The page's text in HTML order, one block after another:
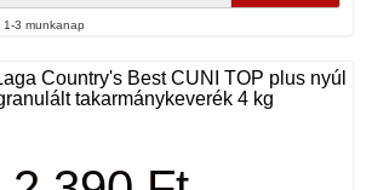
1-3 munkanap
Country's Best CUNI TOP plus nyúl
takarmánykeverék 4 kg